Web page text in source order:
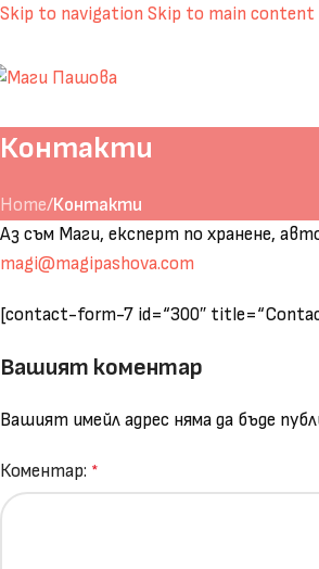
Skip to navigation Skip to main content
Контакти
Home/Контакти
Аз съм Маги, експерт по хранене,
magi@magipashova.com
[contact-form-7 id=“300″
Вашият коментар
Вашият имейл адрес няма да бъде
Коментар: *